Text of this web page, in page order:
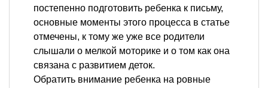
постепенно подготовить ребенка к письму,
основные моменты этого процесса в статье
отмечены, к тому же уже все родители
слышали о мелкой моторике и о том как она
связана с развитием деток.
Обратить внимание ребенка на ровные